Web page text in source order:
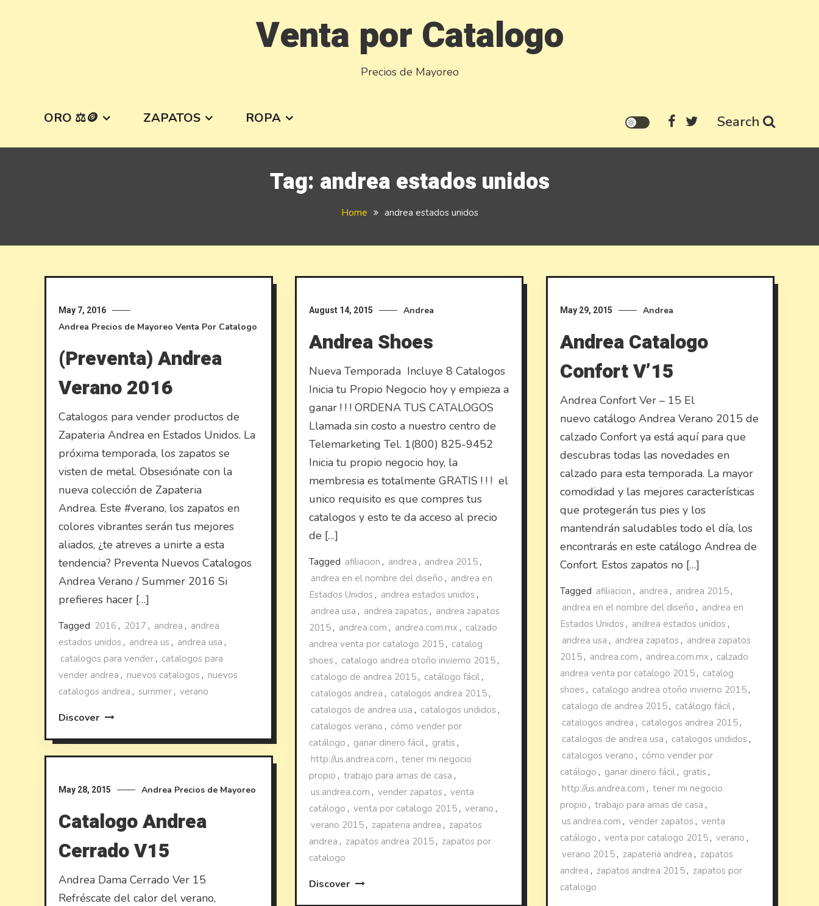
Venta por Catalogo
Precios de Mayoreo
ORO ⚖️🪙 ZAPATOS ROPA Search
Tag: andrea estados unidos
Home andrea estados unidos
May 7, 2016
Andrea Precios de Mayoreo Venta Por Catalogo
(Preventa) Andrea
Verano 2016
Catalogos para vender productos de
Zapateria Andrea en Estados Unidos. La
próxima temporada, los zapatos se
visten de metal. Obsesiónate con la
nueva colección de Zapateria
Andrea. Este ‪#‎verano‬, los zapatos en
colores vibrantes serán tus mejores
aliados, ¿te atreves a unirte a esta
tendencia? Preventa Nuevos Catalogos
Andrea Verano / Summer 2016 Si
prefieres hacer […]
Tagged 2016 , 2017 , andrea , andrea
estados unidos , andrea us , andrea usa ,
catalogos para vender , catalogos para
vender andrea , nuevos catalogos , nuevos
catalogos andrea , summer , verano
Discover
August 14, 2015 Andrea
Andrea Shoes
Nueva Temporada Incluye 8 Catalogos
Inicia tu Propio Negocio hoy y empieza a
ganar ! ! ! ORDENA TUS CATALOGOS
Llamada sin costo a nuestro centro de
Telemarketing Tel. 1(800) 825-9452
Inicia tu propio negocio hoy, la
membresia es totalmente GRATIS ! ! ! el
unico requisito es que compres tus
catalogos y esto te da acceso al precio
de […]
Tagged afiliacion , andrea , andrea 2015 ,
andrea en el nombre del diseño , andrea en
Estados Unidos , andrea estados unidos ,
andrea usa , andrea zapatos , andrea zapatos
2015 , andrea.com , andrea.com.mx , calzado
andrea venta por catalogo 2015 , catalog
shoes , catalogo andrea otoño invierno 2015 ,
catalogo de andrea 2015 , catálogo fácil ,
catalogos andrea , catalogos andrea 2015 ,
catalogos de andrea usa , catalogos undidos ,
catalogos verano , cómo vender por
catálogo , ganar dinero fácil , gratis ,
http://us.andrea.com , tener mi negocio
propio , trabajo para amas de casa ,
us.andrea.com , vender zapatos , venta
catálogo , venta por catalogo 2015 , verano ,
verano 2015 , zapateria andrea , zapatos
andrea , zapatos andrea 2015 , zapatos por
catalogo
Discover
May 29, 2015 Andrea
Andrea Catalogo
Confort V’15
Andrea Confort Ver – 15 El
nuevo catálogo Andrea Verano 2015 de
calzado Confort ya está aquí para que
descubras todas las novedades en
calzado para esta temporada. La mayor
comodidad y las mejores características
que protegerán tus pies y los
mantendrán saludables todo el día, los
encontrarás en este catálogo Andrea de
Confort. Estos zapatos no […]
Tagged afiliacion , andrea , andrea 2015 ,
andrea en el nombre del diseño , andrea en
Estados Unidos , andrea estados unidos ,
andrea usa , andrea zapatos , andrea zapatos
2015 , andrea.com , andrea.com.mx , calzado
andrea venta por catalogo 2015 , catalog
shoes , catalogo andrea otoño invierno 2015 ,
catalogo de andrea 2015 , catálogo fácil ,
catalogos andrea , catalogos andrea 2015 ,
catalogos de andrea usa , catalogos undidos ,
catalogos verano , cómo vender por
catálogo , ganar dinero fácil , gratis ,
http://us.andrea.com , tener mi negocio
propio , trabajo para amas de casa ,
us.andrea.com , vender zapatos , venta
catálogo , venta por catalogo 2015 , verano ,
verano 2015 , zapateria andrea , zapatos
andrea , zapatos andrea 2015 , zapatos por
catalogo
May 28, 2015 Andrea Precios de Mayoreo
Catalogo Andrea
Cerrado V15
Andrea Dama Cerrado Ver 15
Refréscate del calor del verano,